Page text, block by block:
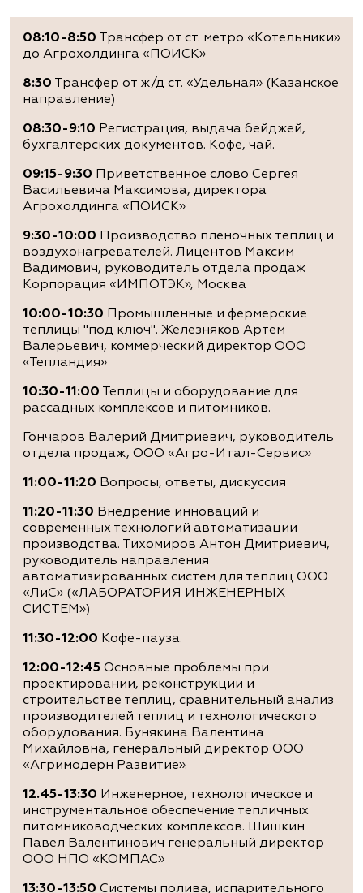
08:10-8:50 Трансфер от ст. метро «Котельники»
до Агрохолдинга «ПОИСК»
8:30 Трансфер от ж/д ст. «Удельная» (Казанское
направление)
08:30-9:10 Регистрация, выдача бейджей,
бухгалтерских документов. Кофе, чай.
09:15-9:30 Приветственное слово Сергея
Васильевича Максимова, директора
Агрохолдинга «ПОИСК»
9:30-10:00 Производство пленочных теплиц и
воздухонагревателей. Лицентов Максим
Вадимович, руководитель отдела продаж
Корпорация «ИМПОТЭК», Москва
10:00-10:30 Промышленные и фермерские
теплицы "под ключ". Железняков Артем
Валерьевич, коммерческий директор ООО
«Тепландия»
10:30-11:00 Теплицы и оборудование для
рассадных комплексов и питомников.
Гончаров Валерий Дмитриевич, руководитель
отдела продаж, ООО «Агро-Итал-Сервис»
11:00-11:20 Вопросы, ответы, дискуссия
11:20-11:30 Внедрение инноваций и
современных технологий автоматизации
производства. Тихомиров Антон Дмитриевич,
руководитель направления
автоматизированных систем для теплиц ООО
«ЛиС» («ЛАБОРАТОРИЯ ИНЖЕНЕРНЫХ
СИСТЕМ»)
11:30-12:00 Кофе-пауза.
12:00-12:45 Основные проблемы при
проектировании, реконструкции и
строительстве теплиц, сравнительный анализ
производителей теплиц и технологического
оборудования. Бунякина Валентина
Михайловна, генеральный директор ООО
«Агримодерн Развитие».
12.45-13:30 Инженерное, технологическое и
инструментальное обеспечение тепличных
питомниководческих комплексов. Шишкин
Павел Валентинович генеральный директор
ООО НПО «КОМПАС»
13:30-13:50 Системы полива, испарительного